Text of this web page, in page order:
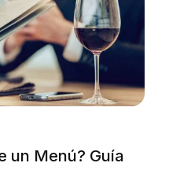
un Menú? Guía